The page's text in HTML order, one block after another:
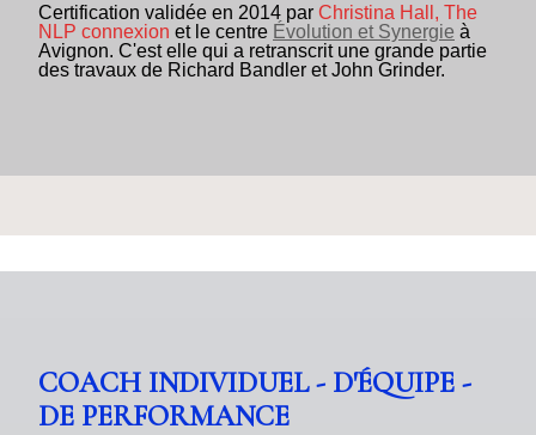
Certification validée en 2014 par Christina Hall, The
NLP connexion et le centre Évolution et Synergie à
Avignon. C'est elle qui a retranscrit une grande partie
des travaux de Richard Bandler et John Grinder.
COACH INDIVIDUEL - D'ÉQUIPE -
DE PERFORMANCE